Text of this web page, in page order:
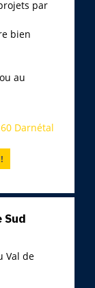
par
bien
au
Darnétal
Sud
Val de